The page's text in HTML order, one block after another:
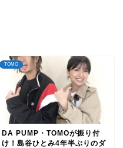
TOMO
DA PUMP・TOMOが振り付
け！島谷ひとみ4年半ぶりのダ